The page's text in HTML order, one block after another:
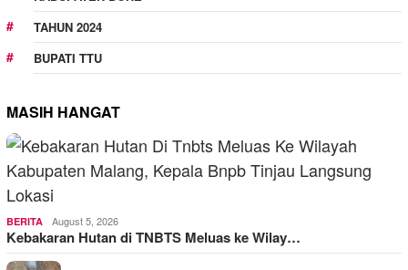
TAHUN 2024
BUPATI TTU
MASIH HANGAT
BERITA August 5, 2026
Kebakaran Hutan di TNBTS Meluas ke Wilay…